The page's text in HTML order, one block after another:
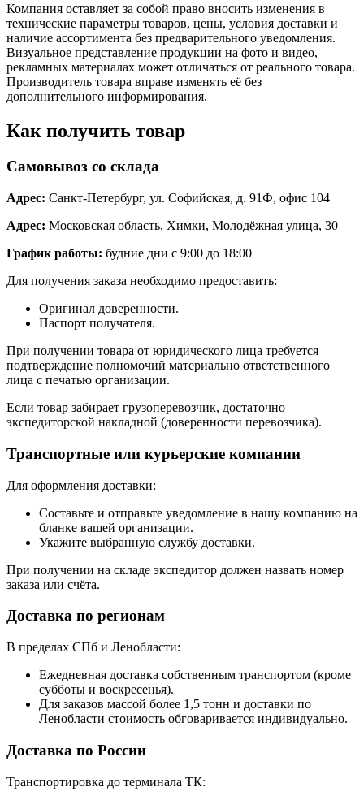
Компания оставляет за собой право вносить изменения в
технические параметры товаров, цены, условия доставки и
наличие ассортимента без предварительного уведомления.
Визуальное представление продукции на фото и видео,
рекламных материалах может отличаться от реального товара.
Производитель товара вправе изменять её без
дополнительного информирования.
Как получить товар
Самовывоз со склада
Адрес: Санкт-Петербург, ул. Софийская, д. 91Ф, офис 104
Адрес: Московская область, Химки, Молодёжная улица, 30
График работы: будние дни с 9:00 до 18:00
Для получения заказа необходимо предоставить:
Оригинал доверенности.
Паспорт получателя.
При получении товара от юридического лица требуется
подтверждение полномочий материально ответственного
лица с печатью организации.
Если товар забирает грузоперевозчик, достаточно
экспедиторской накладной (доверенности перевозчика).
Транспортные или курьерские компании
Для оформления доставки:
Составьте и отправьте уведомление в нашу компанию на
бланке вашей организации.
Укажите выбранную службу доставки.
При получении на складе экспедитор должен назвать номер
заказа или счёта.
Доставка по регионам
В пределах СПб и Ленобласти:
Ежедневная доставка собственным транспортом (кроме
субботы и воскресенья).
Для заказов массой более 1,5 тонн и доставки по
Ленобласти стоимость обговаривается индивидуально.
Доставка по России
Транспортировка до терминала ТК: